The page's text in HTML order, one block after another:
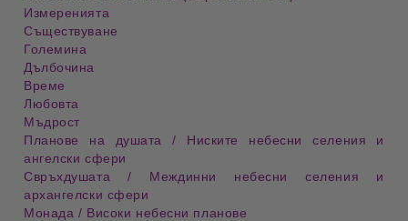
Измеренията
Съществуване
Големина
Дълбочина
Време
Любовта
Мъдрост
Планове на душата / Ниските небесни селения и
ангелски сфери
Свръхдушата / Междинни небесни селения и
архангелски сфери
Монада / Високи небесни планове